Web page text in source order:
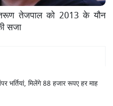
तेजपाल को 2013 के यौन
सजा
भर्तियां, मिलेंगे 88 हजार रूपए हर माह